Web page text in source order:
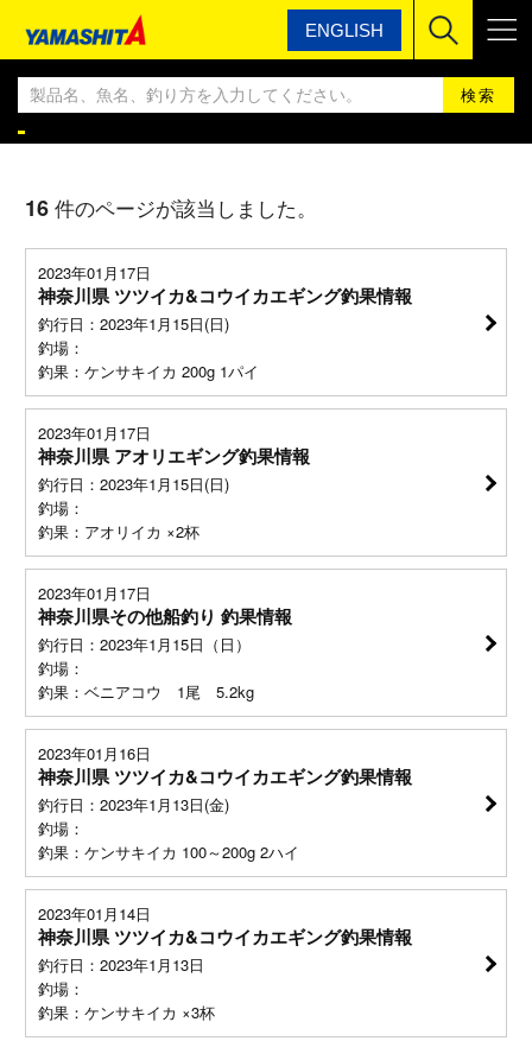
ENGLISH
ヤマシタ ヤマシタ釣果情報BLOG
ヤマシタ釣果情報
16 件のページが該当しました。
2023年01月17日
神奈川県 ツツイカ&コウイカエギング釣果情報
釣行日：2023年1月15日(日)
釣場：
釣果：ケンサキイカ 200g 1パイ
2023年01月17日
神奈川県 アオリエギング釣果情報
釣行日：2023年1月15日(日)
釣場：
釣果：アオリイカ ×2杯
2023年01月17日
神奈川県その他船釣り 釣果情報
釣行日：2023年1月15日（日）
釣場：
釣果：ベニアコウ 1尾 5.2kg
2023年01月16日
神奈川県 ツツイカ&コウイカエギング釣果情報
釣行日：2023年1月13日(金)
釣場：
釣果：ケンサキイカ 100～200g 2ハイ
2023年01月14日
神奈川県 ツツイカ&コウイカエギング釣果情報
釣行日：2023年1月13日
釣場：
釣果：ケンサキイカ ×3杯